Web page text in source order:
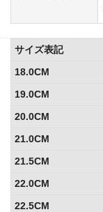
サイズ表記
18.0CM
19.0CM
20.0CM
21.0CM
21.5CM
22.0CM
22.5CM